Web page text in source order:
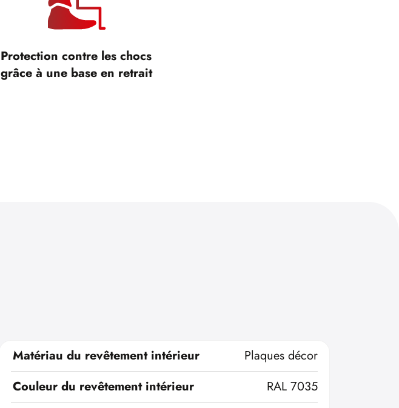
Protection contre les chocs
grâce à une base en retrait
Matériau du revêtement intérieur
Plaques décor
Couleur du revêtement intérieur
RAL 7035